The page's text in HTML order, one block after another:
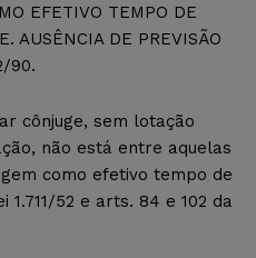
EFETIVO TEMPO DE
AUSÊNCIA DE PREVISÃO
90.
cônjuge, sem lotação
não está entre aquelas
como efetivo tempo de
1.711/52 e arts. 84 e 102 da